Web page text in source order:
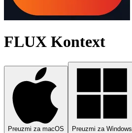
FLUX Kontext
Preuzmi za macOS Preuzmi za Windows